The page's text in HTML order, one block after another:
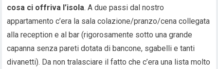
cosa ci offriva l’isola. A due passi dal nostro
appartamento c’era la sala colazione/pranzo/cena collegata
alla reception e al bar (rigorosamente sotto una grande
capanna senza pareti dotata di bancone, sgabelli e tanti
divanetti). Da non tralasciare il fatto che c’era una lista molto